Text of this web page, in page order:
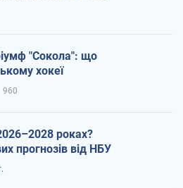
"Сокола": що
хокеї
960
роках?
прогнозів від НБУ